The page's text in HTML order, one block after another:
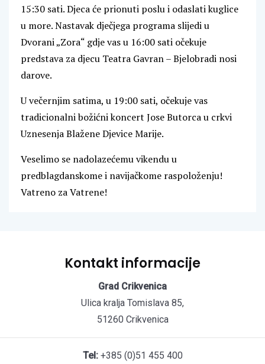
15:30 sati. Djeca će prionuti poslu i odaslati kuglice
u more. Nastavak dječjega programa slijedi u
Dvorani „Zora“ gdje vas u 16:00 sati očekuje
predstava za djecu Teatra Gavran – Bjelobradi nosi
darove.
U večernjim satima, u 19:00 sati, očekuje vas
tradicionalni božićni koncert Jose Butorca u crkvi
Uznesenja Blažene Djevice Marije.
Veselimo se nadolazećemu vikendu u
predblagdanskome i navijačkome raspoloženju!
Vatreno za Vatrene!
Kontakt informacije
Grad Crikvenica
Ulica kralja Tomislava 85,
51260 Crikvenica
Tel:+385 (0)51 455 400